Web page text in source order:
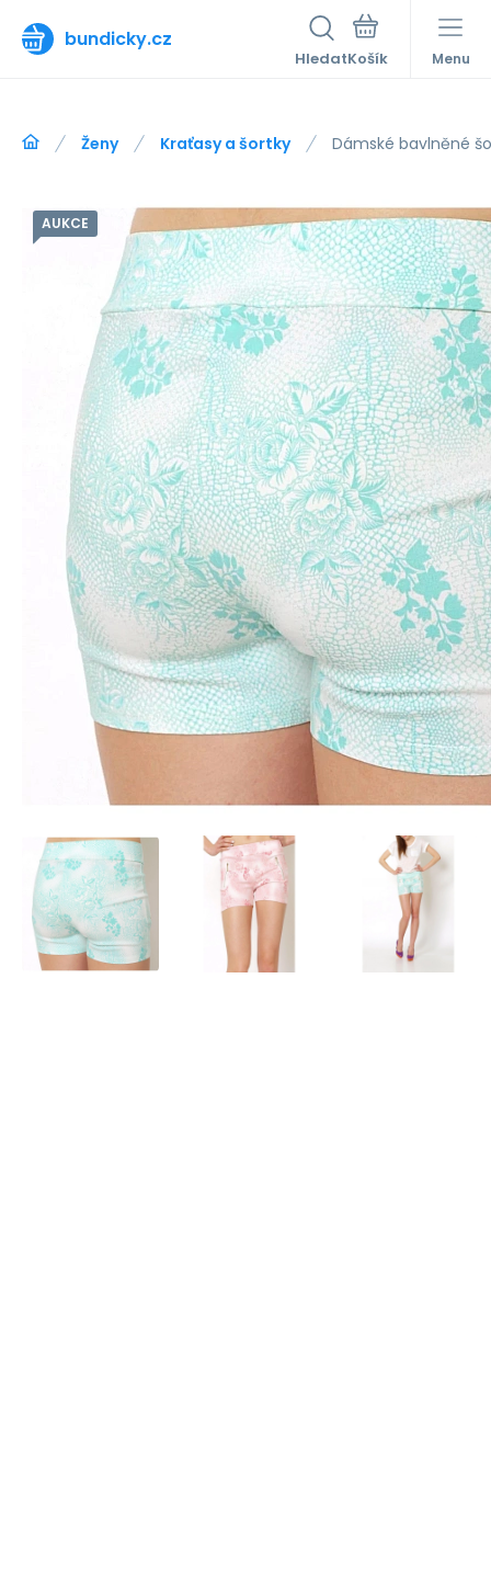
bundicky.cz
Hledat Menu
Ženy Kraťasy a šortky Dámské bavlněné
AUKCE